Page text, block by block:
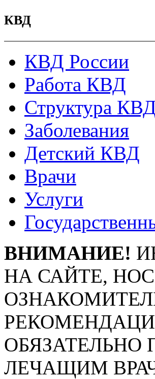
КВД
КВД России
Работа КВД
Структура
Заболевания
Детский КВД
Врачи
Услуги
ВНИМАНИЕ!
НА САЙТЕ,
ОБЯЗАТЕЛЬНО
ЛЕЧАЩИМ